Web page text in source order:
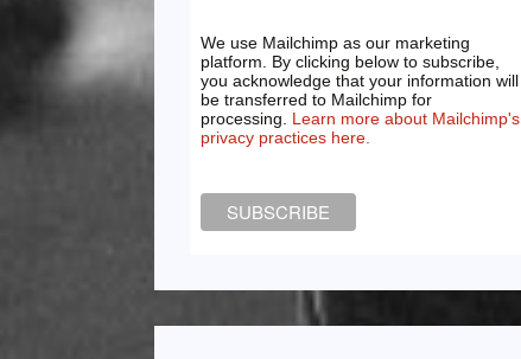
We use Mailchimp as our marketing
platform. By clicking below to subscribe,
you acknowledge that your information will
be transferred to Mailchimp for
processing. Learn more about Mailchimp's
privacy practices here.